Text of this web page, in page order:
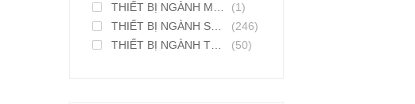
THIẾT BỊ NGÀNH MỸ PHẨM
(1)
THIẾT BỊ NGÀNH SƠN MỰC IN
(246)
THIẾT BỊ NGÀNH THỰC PHẨM
(50)